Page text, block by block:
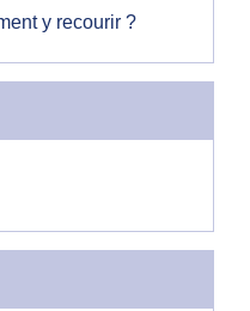
y recourir ?